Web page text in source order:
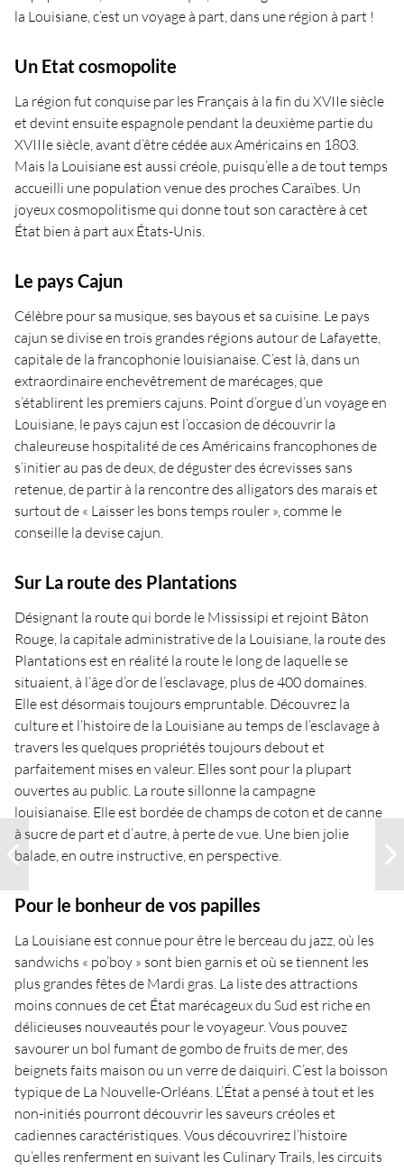
la Louisiane, c’est un voyage à part, dans une région à part !
Un Etat cosmopolite
La région fut conquise par les Français à la fin du XVIIe siècle
et devint ensuite espagnole pendant la deuxième partie du
XVIIIe siècle, avant d’être cédée aux Américains en 1803.
Mais la Louisiane est aussi créole, puisqu’elle a de tout temps
accueilli une population venue des proches Caraïbes. Un
joyeux cosmopolitisme qui donne tout son caractère à cet
État bien à part aux États-Unis.
Le pays Cajun
Célèbre pour sa musique, ses bayous et sa cuisine. Le pays
cajun se divise en trois grandes régions autour de Lafayette,
capitale de la francophonie louisianaise. C’est là, dans un
extraordinaire enchevêtrement de marécages, que
s’établirent les premiers cajuns. Point d’orgue d’un voyage en
Louisiane, le pays cajun est l’occasion de découvrir la
chaleureuse hospitalité de ces Américains francophones de
s’initier au pas de deux, de déguster des écrevisses sans
retenue, de partir à la rencontre des alligators des marais et
surtout de « Laisser les bons temps rouler », comme le
conseille la devise cajun.
Sur La route des Plantations
Désignant la route qui borde le Mississipi et rejoint Bâton
Rouge, la capitale administrative de la Louisiane, la route des
Plantations est en réalité la route le long de laquelle se
situaient, à l’âge d’or de l’esclavage, plus de 400 domaines.
Elle est désormais toujours empruntable. Découvrez la
culture et l’histoire de la Louisiane au temps de l’esclavage à
travers les quelques propriétés toujours debout et
parfaitement mises en valeur. Elles sont pour la plupart
ouvertes au public. La route sillonne la campagne
louisianaise. Elle est bordée de champs de coton et de canne
à sucre de part et d’autre, à perte de vue. Une bien jolie
balade, en outre instructive, en perspective.
Pour le bonheur de vos papilles
La Louisiane est connue pour être le berceau du jazz, où les
sandwichs « po’boy » sont bien garnis et où se tiennent les
plus grandes fêtes de Mardi gras. La liste des attractions
moins connues de cet État marécageux du Sud est riche en
délicieuses nouveautés pour le voyageur. Vous pouvez
savourer un bol fumant de gombo de fruits de mer, des
beignets faits maison ou un verre de daiquiri. C’est la boisson
typique de La Nouvelle-Orléans. L’État a pensé à tout et les
non-initiés pourront découvrir les saveurs créoles et
cadiennes caractéristiques. Vous découvrirez l’histoire
qu’elles renferment en suivant les Culinary Trails, les circuits